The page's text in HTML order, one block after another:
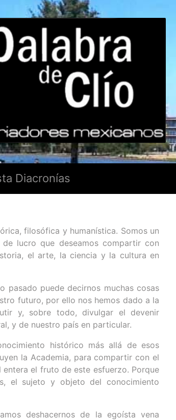
Diacronías
filosófica y humanística. Somos un
lucro que deseamos compartir con
el arte, la ciencia y la cultura en
pasado puede decirnos muchas cosas
futuro, por ello nos hemos dado a la
y, sobre todo, divulgar el devenir
y de nuestro país en particular.
histórico más allá de esos
la Academia, para compartir con el
el fruto de este esfuerzo. Porque
el sujeto y objeto del conocimiento
deshacernos de la egoísta vena